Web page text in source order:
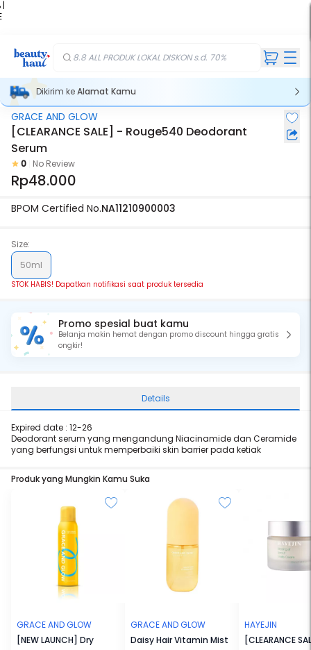
|
8.8 ALL PRODUK LOKAL DISKON s.d. 70%
Dikirim keAlamat Kamu
Stok Habis
GRACE AND GLOW
[CLEARANCE SALE] - Rouge540 Deodorant
Serum
0 No Review
Rp48.000
BPOM Certified No.NA11210900003
Size:
50ml
STOK HABIS! Dapatkan notifikasi saat produk tersedia
Promo spesial buat kamu
Belanja makin hemat dengan promo discount hingga gratis
ongkir!
Details
Expired date : 12-26
Deodorant serum yang mengandung Niacinamide dan Ceramide
yang berfungsi untuk memperbaiki skin barrier pada ketiak
Produk yang Mungkin Kamu Suka
GRACE AND GLOW
[NEW LAUNCH] Dry
GRACE AND GLOW
Daisy Hair Vitamin Mist
HAYEJIN
[CLEARANCE